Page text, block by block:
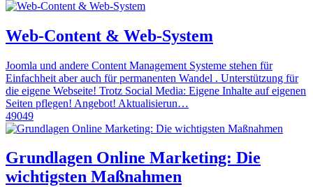
Web-Content & Web-System
Joomla und andere Content Management Systeme stehen für
Einfachheit aber auch für permanenten Wandel . Unterstützung für
die eigene Webseite! Trotz Social Media: Eigene Inhalte auf eigenen
Seiten pflegen! Angebot! Aktualisierun…
49049
Grundlagen Online Marketing: Die
wichtigsten Maßnahmen